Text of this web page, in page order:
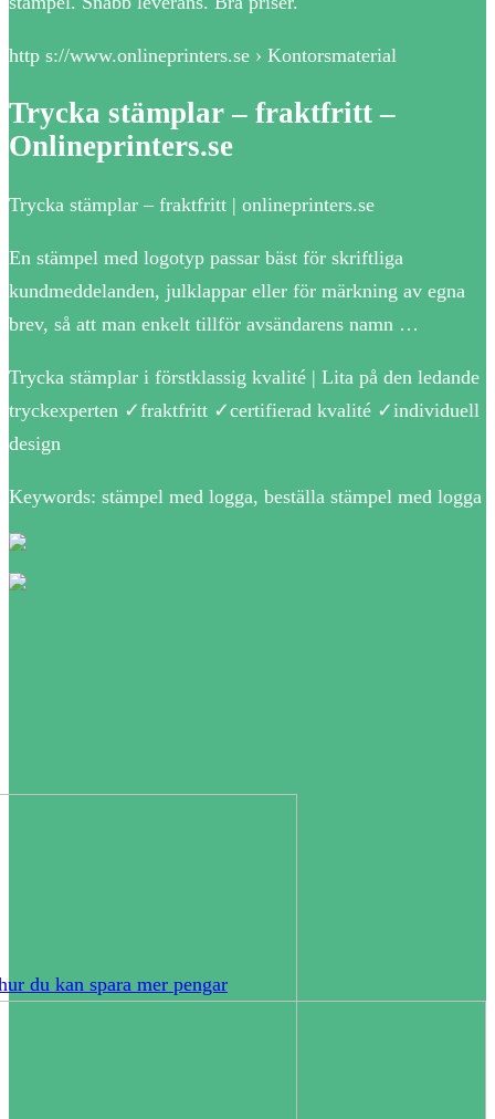
http s://www.onlineprinters.se › Kontorsmaterial
Trycka stämplar – fraktfritt –
Onlineprinters.se
Trycka stämplar – fraktfritt | onlineprinters.se
En stämpel med logotyp passar bäst för skriftliga
kundmeddelanden, julklappar eller för märkning av egna
brev, så att man enkelt tillför avsändarens namn …
Trycka stämplar i förstklassig kvalité | Lita på den ledande
tryckexperten ✓fraktfritt ✓certifierad kvalité ✓individuell
design
Keywords: stämpel med logga, beställa stämpel med logga
du kan spara mer pengar